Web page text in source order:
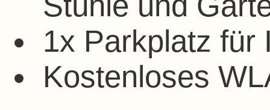
1x Parkplatz für
Kostenloses